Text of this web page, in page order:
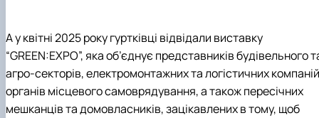
А у квітні 2025 року гуртківці відвідали виставку
“GREEN:EXPO”, яка об’єднує представників будівельного
агро-секторів, електромонтажних та логістичних
органів місцевого самоврядування, а також пересічних
мешканців та домовласників, зацікавлених в тому, щоб